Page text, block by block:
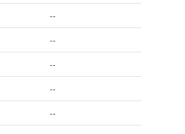
--
--
--
--
--